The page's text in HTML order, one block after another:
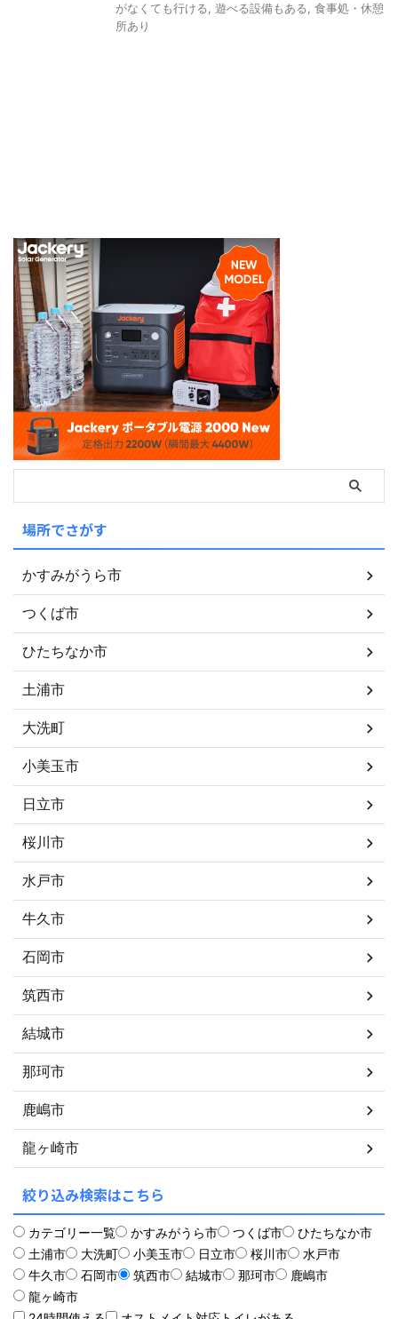
がなくても行ける, 遊べる設備もある, 食事処・休憩
所あり
場所でさがす
かすみがうら市
つくば市
ひたちなか市
土浦市
大洗町
小美玉市
日立市
桜川市
水戸市
牛久市
石岡市
筑西市
結城市
那珂市
鹿嶋市
龍ヶ崎市
絞り込み検索はこちら
カテゴリー一覧 かすみがうら市 つくば市
ひたちなか市
土浦市
大洗町 小美玉市 日立市 桜川市
水戸市
牛久市
石岡市 筑西市 結城市 那珂市
鹿嶋市
龍ヶ崎市